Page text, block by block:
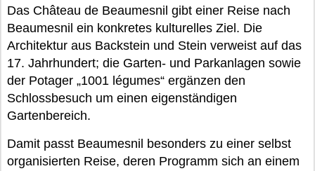
Das Château de Beaumesnil gibt einer Reise nach
Beaumesnil ein konkretes kulturelles Ziel. Die
Architektur aus Backstein und Stein verweist auf das
17. Jahrhundert; die Garten- und Parkanlagen sowie
der Potager „1001 légumes“ ergänzen den
Schlossbesuch um einen eigenständigen
Gartenbereich.
Damit passt Beaumesnil besonders zu einer selbst
organisierten Reise, deren Programm sich an einem